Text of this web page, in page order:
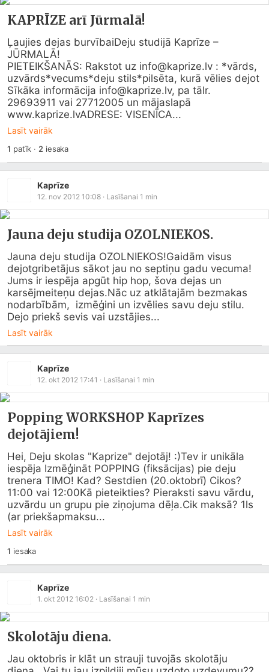
KAPRĪZE arī Jūrmalā!
Ļaujies dejas burvībaiDeju studijā Kaprīze –
JŪRMALĀ!
PIETEIKŠANĀS: Rakstot uz info@kaprize.lv : *vārds,
uzvārds*vecums*deju stils*pilsēta, kurā vēlies dejot
Sīkāka informācija info@kaprize.lv, pa tālr.
29693911 vai 27712005 un mājaslapā
www.kaprize.lvADRESE: VISENĪCA...
Lasīt vairāk
1 patīk · 2 iesaka
Kaprīze
12. nov 2012 10:08 · Lasīšanai 1 min
Jauna deju studija OZOLNIEKOS.
Jauna deju studija OZOLNIEKOS!Gaidām visus
dejotgribetājus sākot jau no septiņu gadu vecuma!
Jums ir iespēja apgūt hip hop, šova dejas un
karsējmeiteņu dejas.Nāc uz atklātajām bezmakas
nodarbībām,  izmēģini un izvēlies savu deju stilu.
Dejo priekš sevis vai uzstājies...
Lasīt vairāk
Kaprīze
12. okt 2012 17:41 · Lasīšanai 1 min
Popping WORKSHOP Kaprīzes
dejotājiem!
Hei, Deju skolas "Kaprize" dejotāj! :)Tev ir unikāla
iespēja Izmēģināt POPPING (fiksācijas) pie deju
trenera TIMO! Kad? Sestdien (20.oktobrī) Cikos?
11:00 vai 12:00Kā pieteikties? Pieraksti savu vārdu,
uzvārdu un grupu pie ziņojuma dēļa.Cik maksā? 1ls
(ar priekšapmaksu...
Lasīt vairāk
1 iesaka
Kaprīze
1. okt 2012 16:02 · Lasīšanai 1 min
Skolotāju diena.
Jau oktobris ir klāt un strauji tuvojās skolotāju